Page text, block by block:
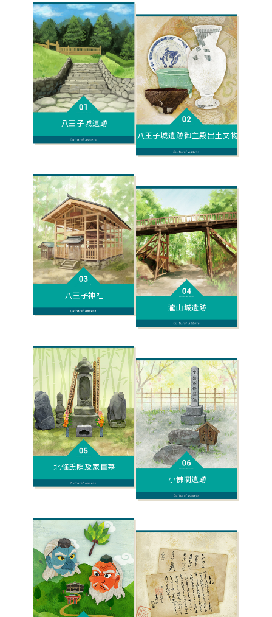
八王子城遺跡
八王子城遺跡御主殿出土文物
八王子神社
瀧山城遺跡
北條氏照及家臣墓
小佛關遺跡